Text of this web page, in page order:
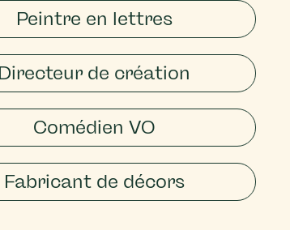
Peintre en lettres
Directeur de création
Comédien VO
Fabricant de décors